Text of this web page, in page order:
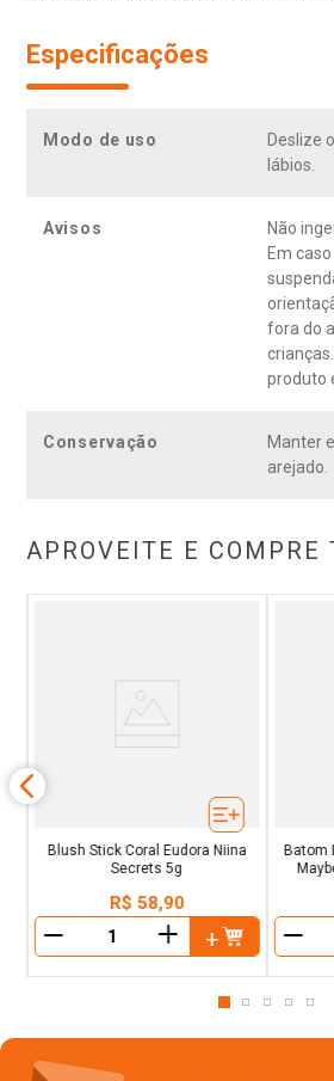
Especificações
Modo de uso
Deslize
lábios.
Avisos
Não
Em
fora do
produto
Conservação
Manter
arejado.
APROVEITE E COMPRE
Blush Stick Coral Eudora Niina
Secrets 5g
R$ 58,90
＋
Batom